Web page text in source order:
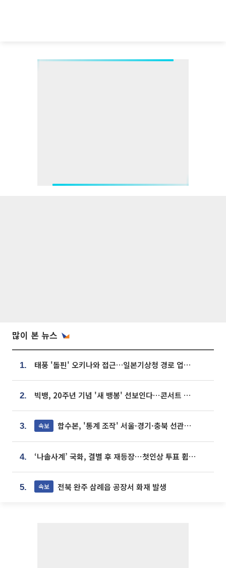
많이 본 뉴스
1. 태풍 '돌핀' 오키나와 접근…일본기상청 경로 업데이트
2. 빅뱅, 20주년 기념 '새 뱅봉' 선보인다⋯콘서트 앞두고 팝업 개최
3. 속보 합수본, '통계 조작' 서울·경기·충북 선관위 등 추가 압수수색
4. ‘나솔사계’ 국화, 결별 후 재등장⋯첫인상 투표 휩쓸고 ‘인기녀’ 등극
5. 속보 전북 완주 삼례읍 공장서 화재 발생